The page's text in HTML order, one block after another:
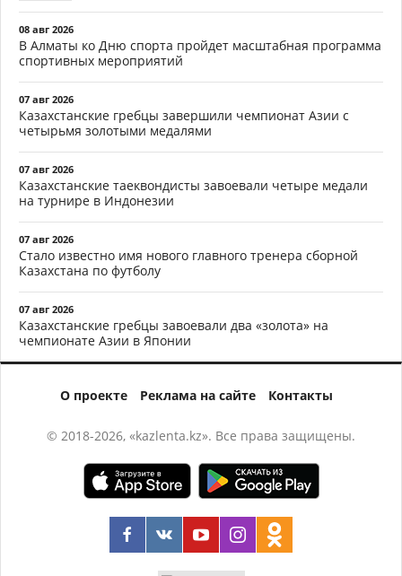
08 авг 2026
В Алматы ко Дню спорта пройдет масштабная программа
спортивных мероприятий
07 авг 2026
Казахстанские гребцы завершили чемпионат Азии с
четырьмя золотыми медалями
07 авг 2026
Казахстанские таеквондисты завоевали четыре медали
на турнире в Индонезии
07 авг 2026
Стало известно имя нового главного тренера сборной
Казахстана по футболу
07 авг 2026
Казахстанские гребцы завоевали два «золота» на
чемпионате Азии в Японии
О проекте Реклама на сайте Контакты
© 2018-2026, «kazlenta.kz». Все права защищены.